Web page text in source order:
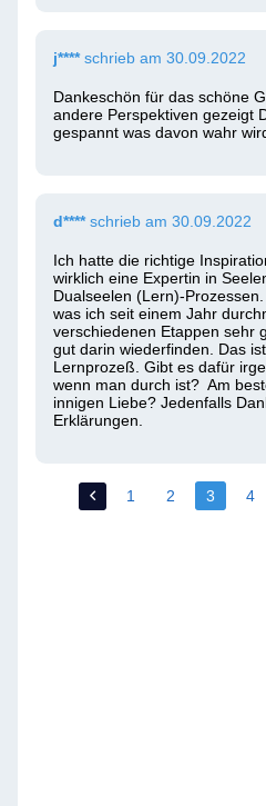
j****schrieb am 30.09.2022
Dankeschön für das schöne
andere Perspektiven gezeigt
gespannt was davon wahr
d****schrieb am 30.09.2022
Ich hatte die richtige
wirklich eine Expertin in
Dualseelen (Lern)-
was ich seit einem Jahr
verschiedenen Etappen sehr
gut darin wiederfinden. Das
Lernprozeß. Gibt es dafür
wenn man durch ist?  Am
innigen Liebe? Jedenfalls
Erklärungen.
1 2 3 4